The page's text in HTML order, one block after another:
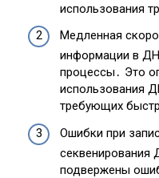
использования
Медленная
информации в
процессы․ Это
использования
требующих
Ошибки при
секвенирования
подвержены